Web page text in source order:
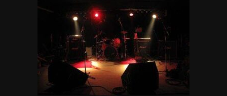
d
o
n
A
p
p
b
o
o
k